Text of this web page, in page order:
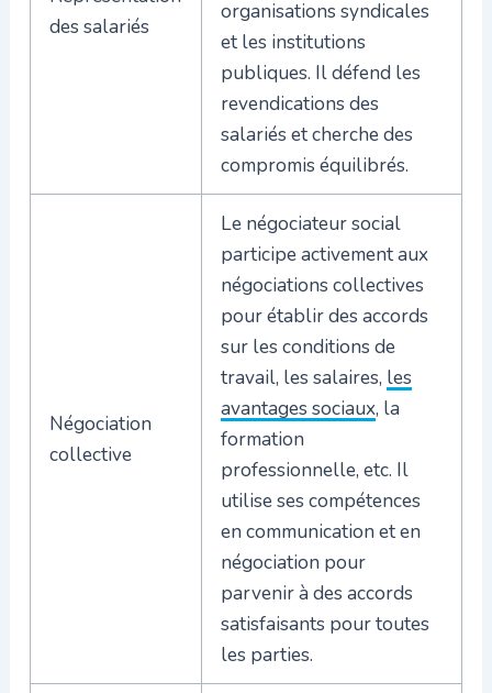
des salariés
organisations syndicales
et les institutions
publiques. Il défend les
revendications des
salariés et cherche des
compromis équilibrés.
Négociation
collective
Le négociateur social
participe activement aux
négociations collectives
pour établir des accords
sur les conditions de
travail, les salaires, les
avantages sociaux, la
formation
professionnelle, etc. Il
utilise ses compétences
en communication et en
négociation pour
parvenir à des accords
satisfaisants pour toutes
les parties.